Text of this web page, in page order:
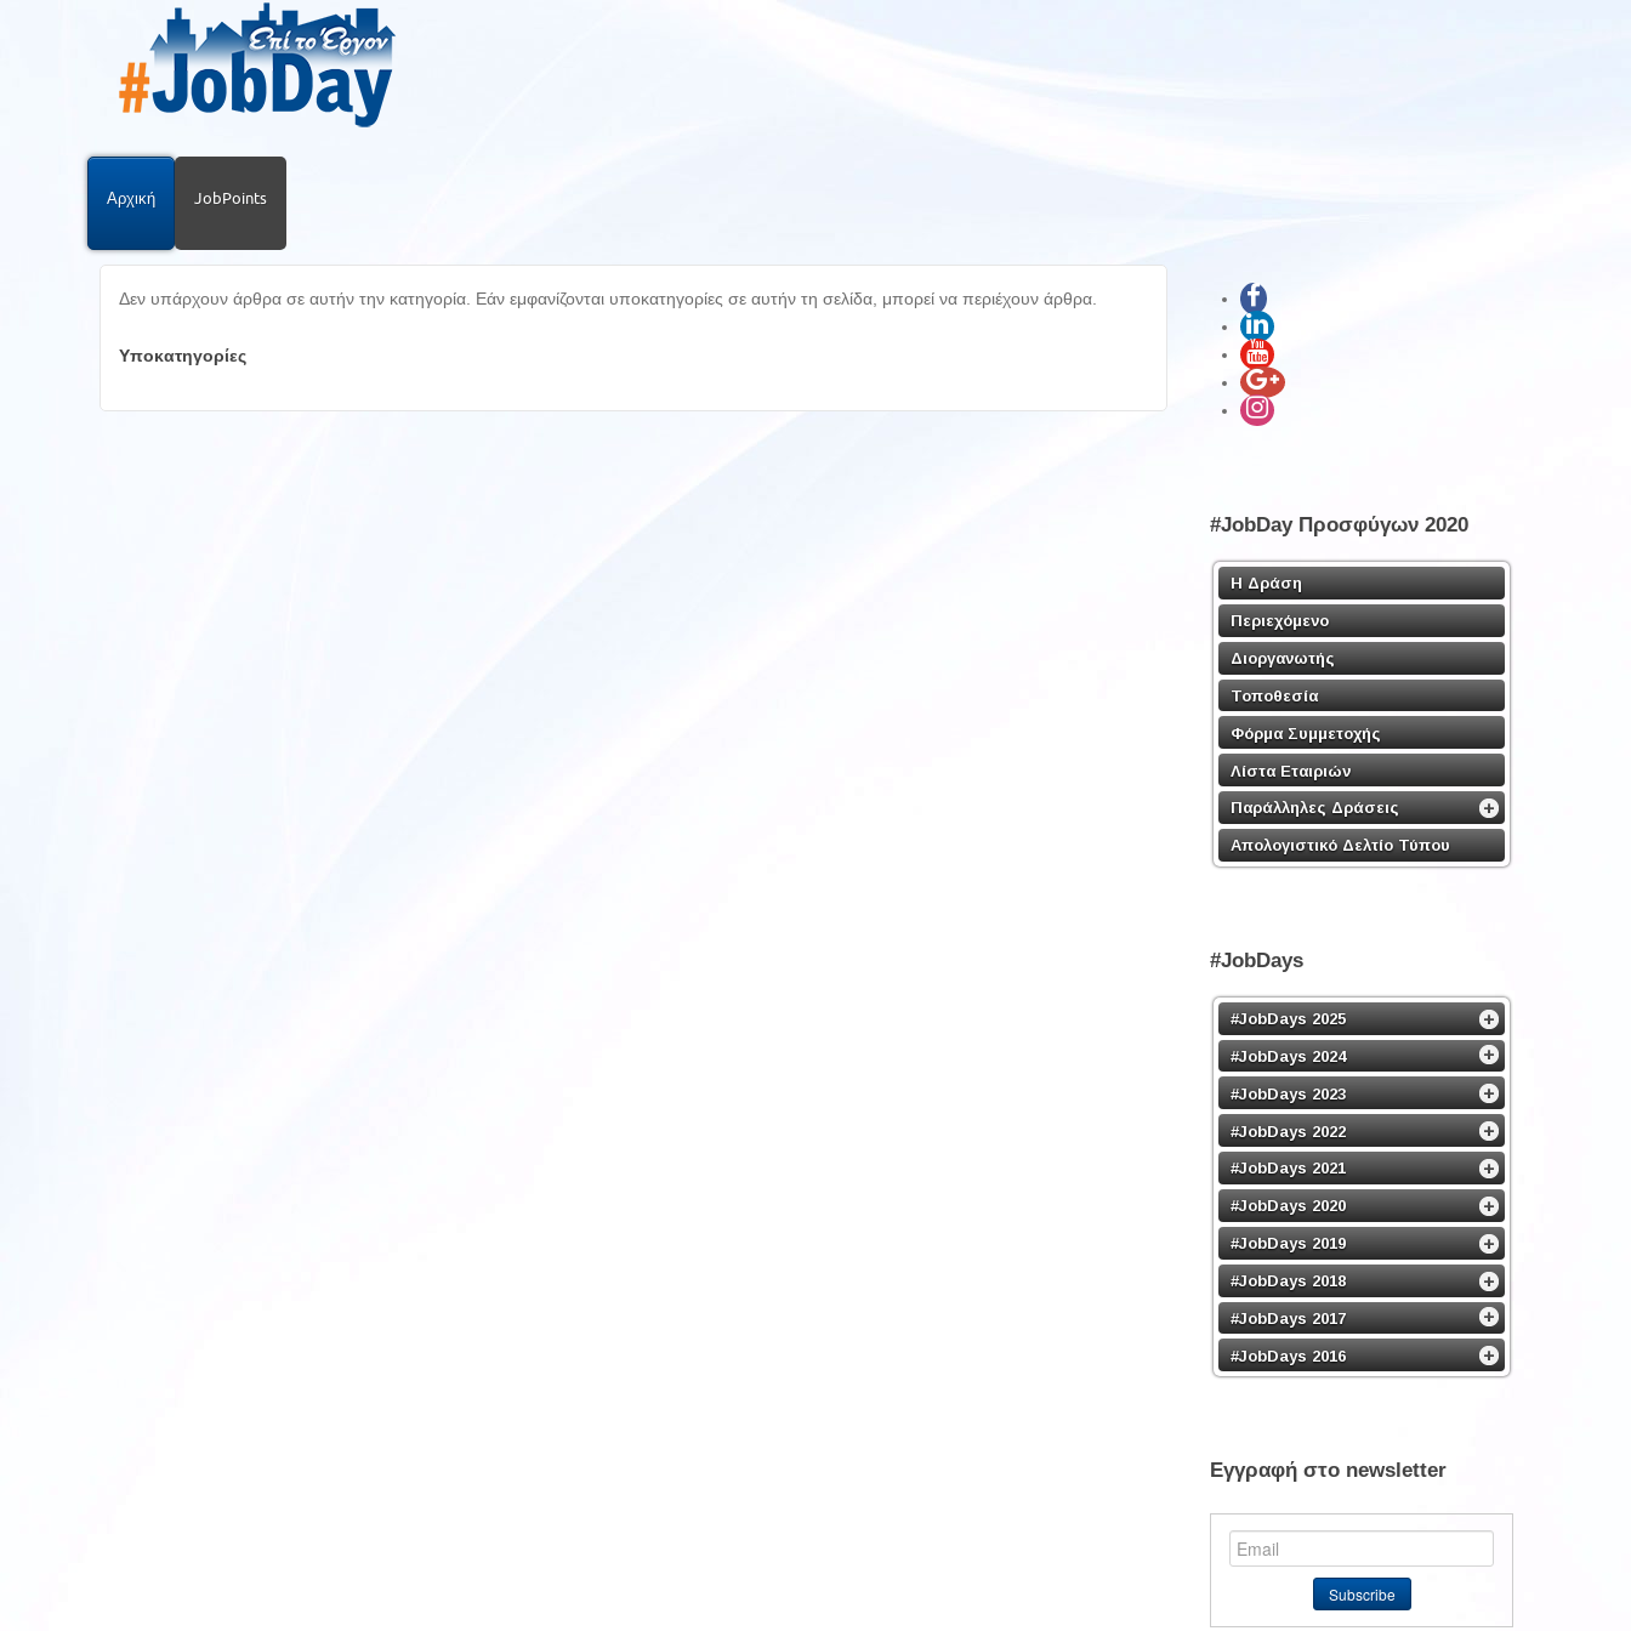
Αρχική JobPoints
Δεν υπάρχουν άρθρα σε αυτήν την κατηγορία. Εάν εμφανίζονται υποκατηγορίες σε αυτήν τη σελίδα, μπορεί να περιέχουν άρθρα.
Υποκατηγορίες
#JobDay Προσφύγων 2020
Η Δράση
Περιεχόμενο
Διοργανωτής
Τοποθεσία
Φόρμα Συμμετοχής
Λίστα Εταιριών
Παράλληλες Δράσεις
Απολογιστικό Δελτίο Τύπου
#JobDays
#JobDays 2025
#JobDays 2024
#JobDays 2023
#JobDays 2022
#JobDays 2021
#JobDays 2020
#JobDays 2019
#JobDays 2018
#JobDays 2017
#JobDays 2016
Εγγραφή στο newsletter